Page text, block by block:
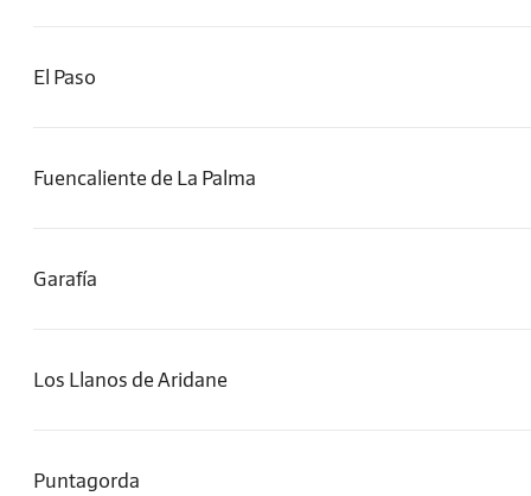
El Paso
Fuencaliente de La Palma
Garafía
Los Llanos de Aridane
Puntagorda